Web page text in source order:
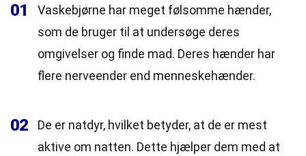
01
Vaskebjørne har meget følsomme hænder,
som de bruger til at undersøge deres
omgivelser og finde mad. Deres hænder har
flere nerveender end menneskehænder.
02
De er natdyr, hvilket betyder, at de er mest
aktive om natten. Dette hjælper dem med at